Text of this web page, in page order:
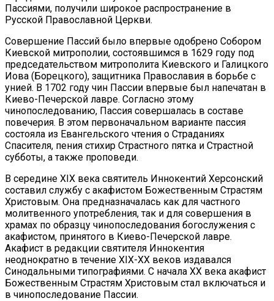
Пассиями, получили широкое распространение в
Русской Православной Церкви.
Совершение Пассий было впервые одобрено Собором
Киевской митрополии, состоявшимся в 1629 году под
председательством митрополита Киевского и Галицкого
Иова (Борецкого), защитника Православия в борьбе с
унией. В 1702 году чин Пассии впервые был напечатан в
Киево-Печерской лавре. Согласно этому
чинопоследованию, Пассия совершалась в составе
повечерия. В этом первоначальном варианте пассия
состояла из Евангельского чтения о Страданиях
Спасителя, пения стихир Страстного пятка и Страстной
субботы, а также проповеди.
В середине XIX века святитель Иннокентий Херсонский
составил службу с акафистом Божественным Страстям
Христовым. Она предназначалась как для частного
молитвенного употребления, так и для совершения в
храмах по образцу чинопоследования богослужения с
акафистом, принятого в Киево-Печерской лавре.
Акафист в редакции святителя Иннокентия
неоднократно в течение XIX-XX веков издавался
Синодальными типографиями. С начала XX века акафист
Божественным Страстям Христовым стал включаться и
в чинопоследование Пассии.